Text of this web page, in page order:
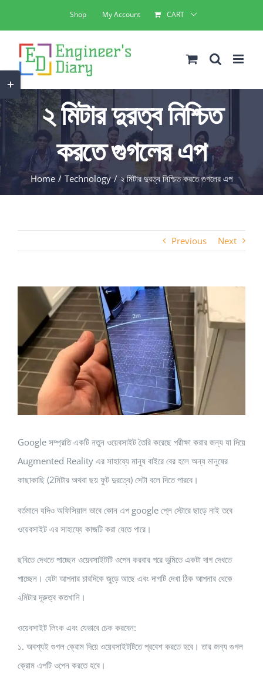
to
content
Shop My Account CART
২ মিটার দুরত্ব নিশ্চিত
করতে গুগলের এপ
Home Technology ২ মিটার দুরত্ব নিশ্চিত করতে গুগলের এপ
Previous Next
Image
Google সম্প্রতি একটি নতুন ওয়েবসাইট তৈরি করেছে পরীক্ষা করার জন্য যা দিয়ে
Augmented Reality এর সাহায্যে মানুষ বাইরে বের হলে অন্য মানুষের
কাছাকাছি (2মিটার অথবা ছয় ফুট দুরত্বে) সেটা বলে দিতে পারবে।
বর্তমানে যদিও অফিসিয়াল ভাবে কোন এপ google প্লে স্টোরে ছাড়ে নাই তবে
ওয়েবসাইট এর সাহায্যে কাজটি করা যেতে পারে।
ছবিতে দেখতে পাচ্ছেন ওয়েবসাইটটি ওপেন করবার পরে ভুমিতে একটা দাগ দেখতে
পাচ্ছেন। যেটা আপনার চারদিকে জুড়ে আছে এবং দাগটি দেখা ঠিক আপনার থেকে
২মিটার দূরুত্ব কতখানি।
ওয়েবসাইট লিংক এবং যেভাবে চেক করবেন:
১. অবশ্যই গুগল ক্রোম দিয়ে ওয়েবসাইটটিতে প্রবেশ করতে হবে। তার জন্য গুগল
ক্রোম এপটি ওপেন করতে হবে।
Toggle
Sliding
Bar
Area